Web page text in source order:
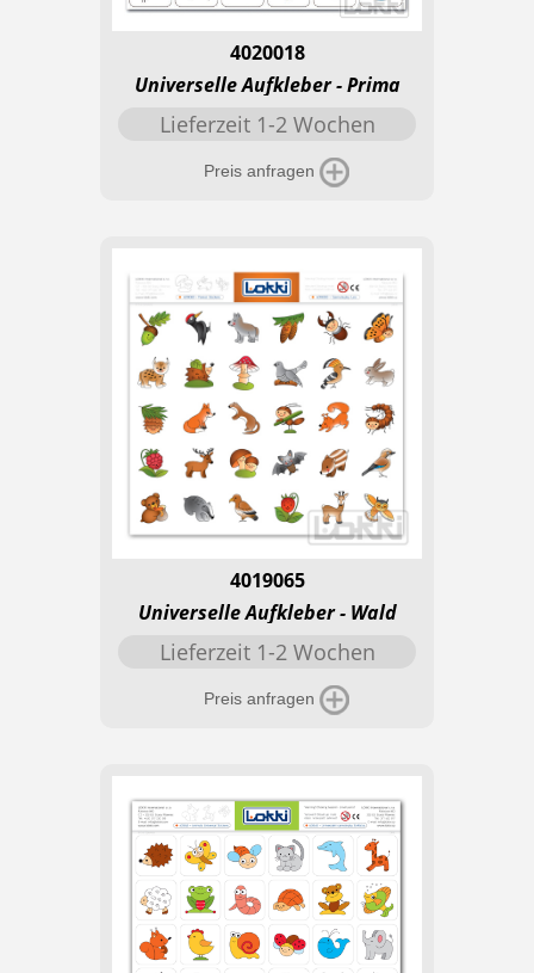
4020018
Universelle Aufkleber - Prima
Lieferzeit 1-2 Wochen
Preis anfragen
4019065
Universelle Aufkleber - Wald
Lieferzeit 1-2 Wochen
Preis anfragen